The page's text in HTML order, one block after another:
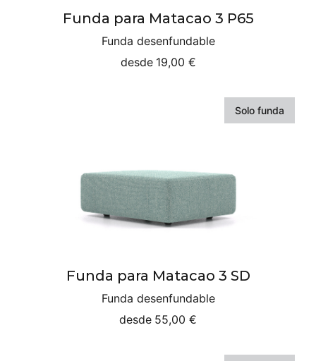
Funda para Matacao 3 P65
Funda desenfundable
desde 19,00 €
Solo funda
Funda para Matacao 3 SD
Funda desenfundable
desde 55,00 €